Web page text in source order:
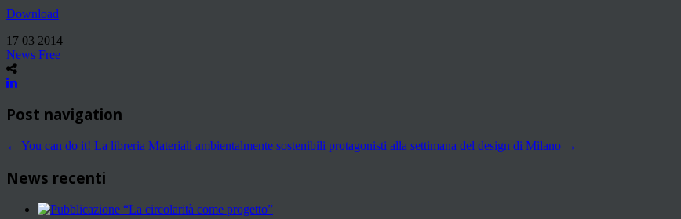
Download
17 03 2014
News Free
Post navigation
← You can do it! La libreria Materiali ambientalmente sostenibili protagonisti alla settimana del design di Milano →
News recenti